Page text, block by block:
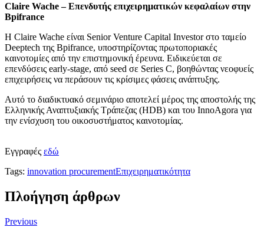
Claire Wache – Επενδυτής επιχειρηματικών κεφαλαίων στην
Bpifrance
Η Claire Wache είναι Senior Venture Capital Investor στο ταμείο
Deeptech της Bpifrance, υποστηρίζοντας πρωτοποριακές
καινοτομίες από την επιστημονική έρευνα. Ειδικεύεται σε
επενδύσεις early-stage, από seed σε Series C, βοηθώντας νεοφυείς
επιχειρήσεις να περάσουν τις κρίσιμες φάσεις ανάπτυξης.
Αυτό το διαδικτυακό σεμινάριο αποτελεί μέρος της αποστολής της
Ελληνικής Αναπτυξιακής Τράπεζας (HDB) και του InnoAgora για
την ενίσχυση του οικοσυστήματος καινοτομίας.
Εγγραφές εδώ
Tags: innovation procurementΕπιχειρηματικότητα
Πλοήγηση άρθρων
Previous